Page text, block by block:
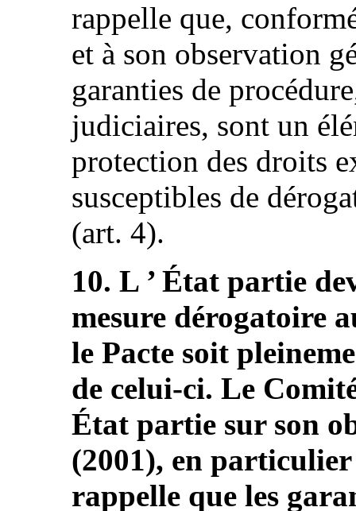
rappelle que,
et à son observation
garanties de
judiciaires, sont un
protection des droits
susceptibles de
(art. 4).
10. L ’ État partie
mesure dérogatoire
le Pacte soit
de celui-ci. Le
État partie sur son
(2001), en
rappelle que les